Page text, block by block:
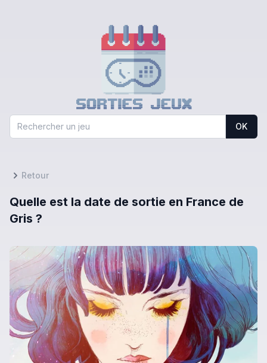
OK
Retour
Quelle est la date de sortie en France de
Gris ?